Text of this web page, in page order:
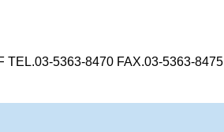
TEL.03-5363-8470 FAX.03-5363-8475